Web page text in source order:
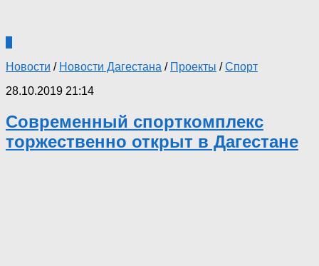
Новости / Новости Дагестана / Проекты /Спорт
28.10.2019 21:14
Современный спорткомплекс
торжественно открыт в Дагестане